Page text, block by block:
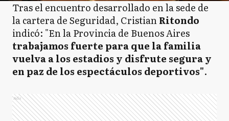
Tras el encuentro desarrollado en la sede de
la cartera de Seguridad, CristianRitondo
indicó: "En la Provincia de Buenos Aires
trabajamos fuerte para que la familia
vuelva a los estadios y disfrute segura y
en paz de los espectáculos deportivos".
Ads